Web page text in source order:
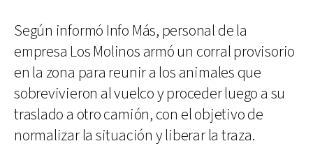
Según informó Info Más, personal de la
empresa Los Molinos armó un corral provisorio
en la zona para reunir a los animales que
sobrevivieron al vuelco y proceder luego a su
traslado a otro camión, con el objetivo de
normalizar la situación y liberar la traza.